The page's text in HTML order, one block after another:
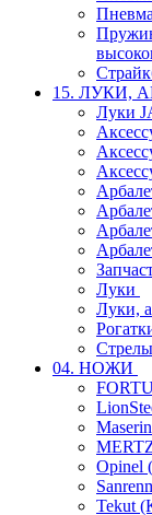
15. ЛУКИ,
Луки
Луки
Луки,
04. НОЖИ
Opinel
Tekut